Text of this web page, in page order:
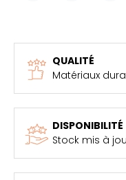
QUALITÉ
Matériaux
DISPONIBILITÉ
Stock mis à